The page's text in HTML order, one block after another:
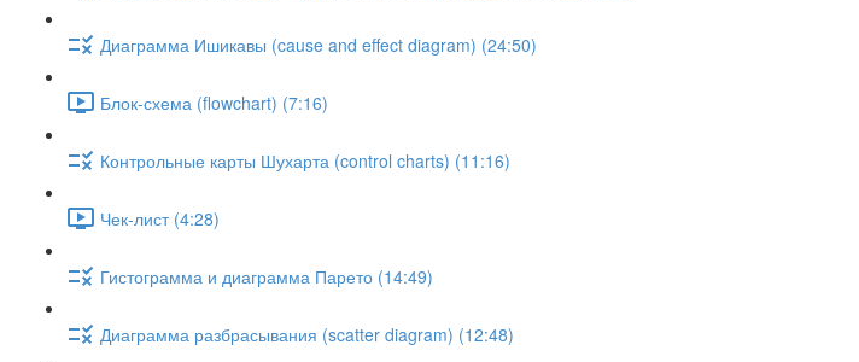
Диаграмма Ишикавы (cause and effect diagram) (24:50)
Блок-схема (flowchart) (7:16)
Контрольные карты Шухарта (control charts) (11:16)
Чек-лист (4:28)
Гистограмма и диаграмма Парето (14:49)
Диаграмма разбрасывания (scatter diagram) (12:48)